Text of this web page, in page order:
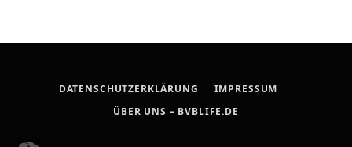
DATENSCHUTZERKLÄRUNG
IMPRESSUM
ÜBER UNS – BVBLIFE.DE